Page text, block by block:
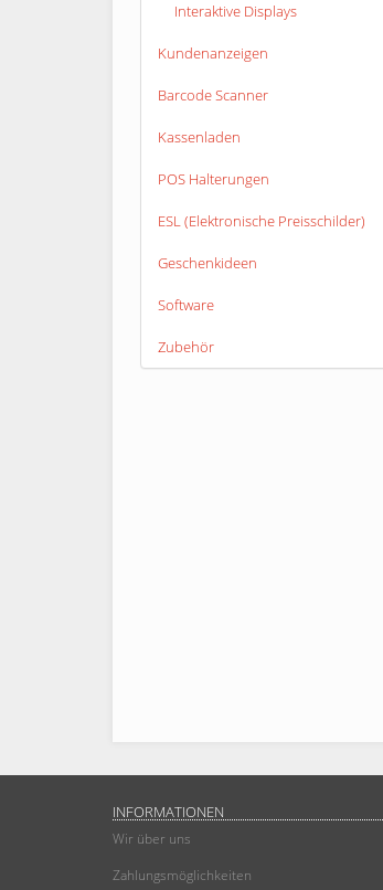
Interaktive Displays
Kundenanzeigen
Barcode Scanner
Kassenladen
POS Halterungen
ESL (Elektronische Preisschilder)
Geschenkideen
Software
Zubehör
INFORMATIONEN
Wir über uns
Zahlungsmöglichkeiten